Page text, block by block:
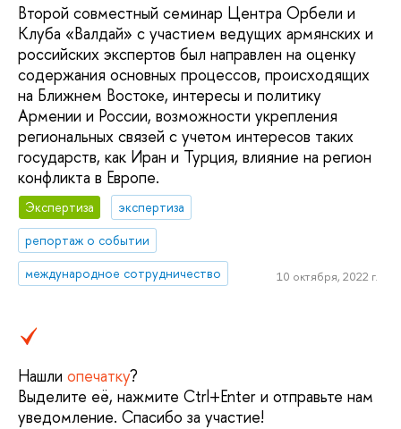
Второй совместный семинар Центра Орбели и
Клуба «Валдай» с участием ведущих армянских и
российских экспертов был направлен на оценку
содержания основных процессов, происходящих
на Ближнем Востоке, интересы и политику
Армении и России, возможности укрепления
региональных связей с учетом интересов таких
государств, как Иран и Турция, влияние на регион
конфликта в Европе.
Экспертиза
экспертиза
репортаж о событии
международное сотрудничество
10 октября, 2022 г.
Нашли опечатку?
Выделите её, нажмите Ctrl+Enter и отправьте нам
уведомление. Спасибо за участие!